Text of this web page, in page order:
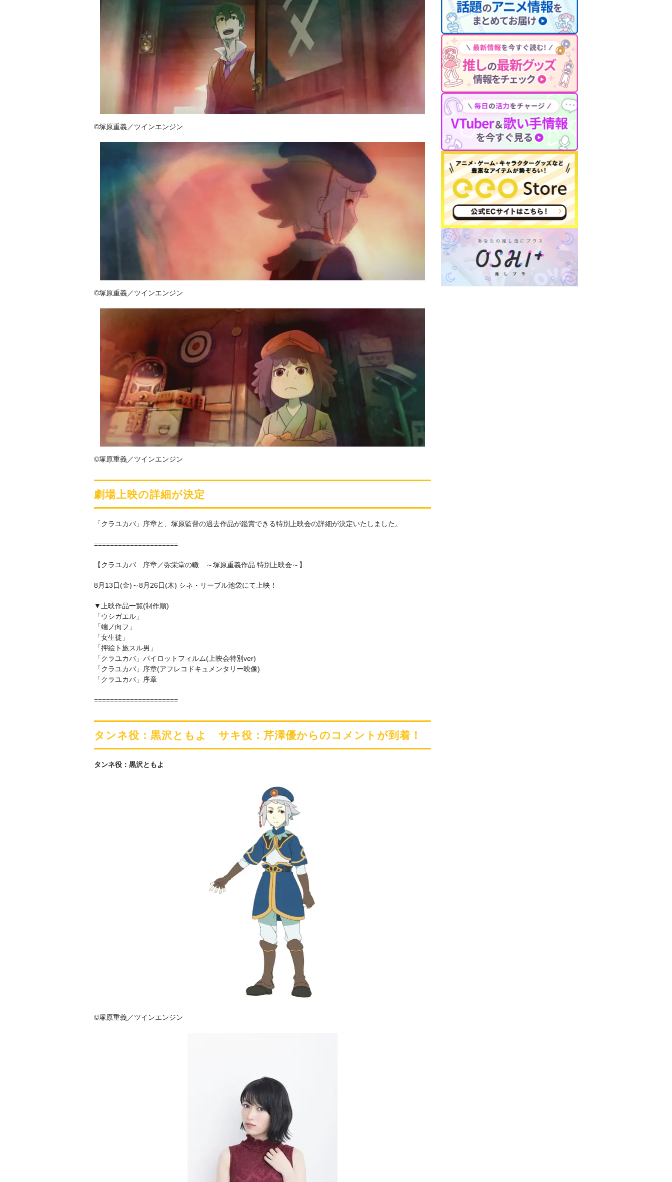
©塚原重義／ツインエンジン
©塚原重義／ツインエンジン
©塚原重義／ツインエンジン
劇場上映の詳細が決定
「クラユカバ」序章と、塚原監督の過去作品が鑑賞できる特別上映会の詳細が決定いたしました。
=====================
【クラユカバ 序章／弥栄堂の轍 ～塚原重義作品 特別上映会～】
8月13日(金)～8月26日(木) シネ・リーブル池袋にて上映！
▼上映作品一覧(制作順)
「ウシガエル」
「端ノ向フ」
「女生徒」
「押絵ト旅スル男」
「クラユカバ」パイロットフィルム(上映会特別ver)
「クラユカバ」序章(アフレコドキュメンタリー映像)
「クラユカバ」序章
=====================
タンネ役：黒沢ともよ サキ役：芹澤優からのコメントが到着！
​タンネ役：黒沢ともよ
©塚原重義／ツインエンジン